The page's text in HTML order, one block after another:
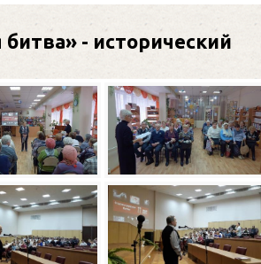
- исторический